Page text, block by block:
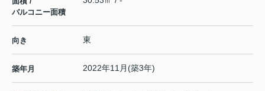
バルコニー面積
向き 東
築年月 2022年11月(築3年)